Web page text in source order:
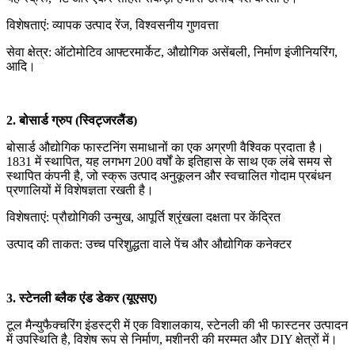
विशेषताएं: व्यापक उत्पाद रेंज, विश्वसनीय गुणवत्ता
सेवा क्षेत्र: ऑटोमोटिव आफ्टरमार्केट, औद्योगिक असेंबली, निर्माण इंजीनियरिंग,
आदि।
2. बोसार्ड ग्रुप (स्विट्जरलैंड)
बोसार्ड औद्योगिक फास्टनिंग समाधानों का एक अग्रणी वैश्विक प्रदाता है।
1831 में स्थापित, यह लगभग 200 वर्षों के इतिहास के साथ एक लंबे समय से
स्थापित कंपनी है, जो स्क्रू उत्पाद अनुकूलन और स्वचालित गोदाम प्रबंधन
प्रणालियों में विशेषज्ञता रखती है।
विशेषताएं: प्रौद्योगिकी उन्मुख, आपूर्ति श्रृंखला दक्षता पर केंद्रित
उत्पाद की ताकत: उच्च परिशुद्धता वाले पेंच और औद्योगिक कनेक्टर
3. स्टेनली ब्लैक एंड डेकर (यूएसए)
टूल मैन्युफैक्चरिंग इंडस्ट्री में एक विशालकाय, स्टेनली की भी फास्टनर उत्पादन
में उपस्थिति है, विशेष रूप से निर्माण, मशीनरी की मरम्मत और DIY क्षेत्रों में।